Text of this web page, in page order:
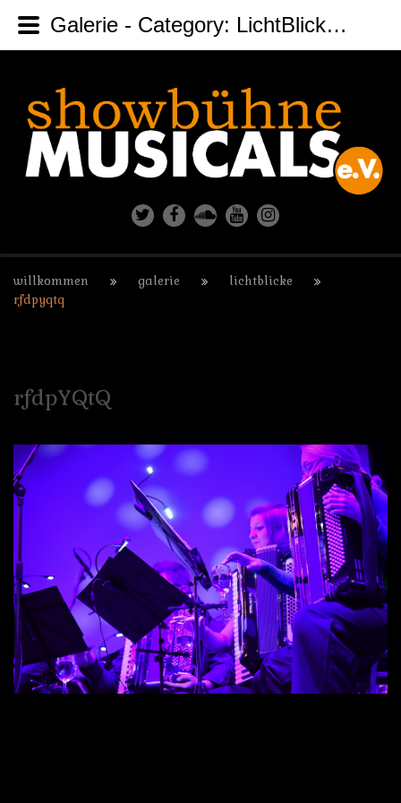
willkommen galerie
lichtblicke
rfdpyqtq
rfdpYQtQ
Galerie - Category: LichtBlicke - Image: rfdpYQtQ